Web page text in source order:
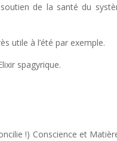
de la santé du
utile à l’été par exemple.
spagyrique.
!) Conscience et